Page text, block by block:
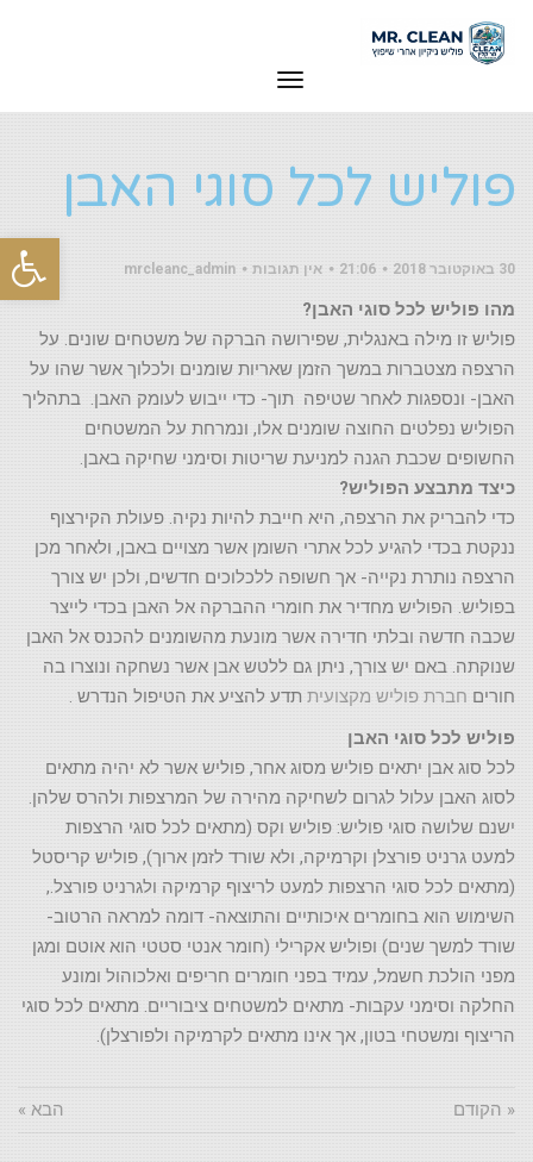
תפריט
פוליש לכל סוגי האבן
ראשי » כללי » פוליש לכל סוגי האבן
פוליש לכל סוגי האבן
30 באוקטובר 2018 21:06 אין תגובות mrcleanc_admin
מהו פוליש לכל סוגי האבן?
פוליש זו מילה באנגלית, שפירושה הברקה של משטחים שונים. על
הרצפה מצטברות במשך הזמן שאריות שומנים ולכלוך אשר שהו על
האבן- ונספגות לאחר שטיפה תוך- כדי ייבוש לעומק האבן. בתהליך
הפוליש נפלטים החוצה שומנים אלו, ונמרחת על המשטחים
החשופים שכבת הגנה למניעת שריטות וסימני שחיקה באבן.
כיצד מתבצע הפוליש?
כדי להבריק את הרצפה, היא חייבת להיות נקיה. פעולת הקירצוף
ננקטת בכדי להגיע לכל אתרי השומן אשר מצויים באבן, ולאחר מכן
הרצפה נותרת נקייה- אך חשופה ללכלוכים חדשים, ולכן יש צורך
בפוליש. הפוליש מחדיר את חומרי ההברקה אל האבן בכדי לייצר
שכבה חדשה ובלתי חדירה אשר מונעת מהשומנים להכנס אל האבן
שנוקתה. באם יש צורך, ניתן גם ללטש אבן אשר נשחקה ונוצרו בה
חורים חברת פוליש מקצועית תדע להציע את הטיפול הנדרש .
פוליש לכל סוגי האבן
לכל סוג אבן יתאים פוליש מסוג אחר, פוליש אשר לא יהיה מתאים
לסוג האבן עלול לגרום לשחיקה מהירה של המרצפות ולהרס שלהן.
ישנם שלושה סוגי פוליש: פוליש וקס (מתאים לכל סוגי הרצפות
למעט גרניט פורצלן וקרמיקה, ולא שורד לזמן ארוך), פוליש קריסטל
(מתאים לכל סוגי הרצפות למעט לריצוף קרמיקה ולגרניט פורצל.,
השימוש הוא בחומרים איכותיים והתוצאה- דומה למראה הרטוב-
שורד למשך שנים) ופוליש אקרילי (חומר אנטי סטטי הוא אוטם ומגן
מפני הולכת חשמל, עמיד בפני חומרים חריפים ואלכוהול ומונע
החלקה וסימני עקבות- מתאים למשטחים ציבוריים. מתאים לכל סוגי
הריצוף ומשטחי בטון, אך אינו מתאים לקרמיקה ולפורצלן).
« הקודם הבא »